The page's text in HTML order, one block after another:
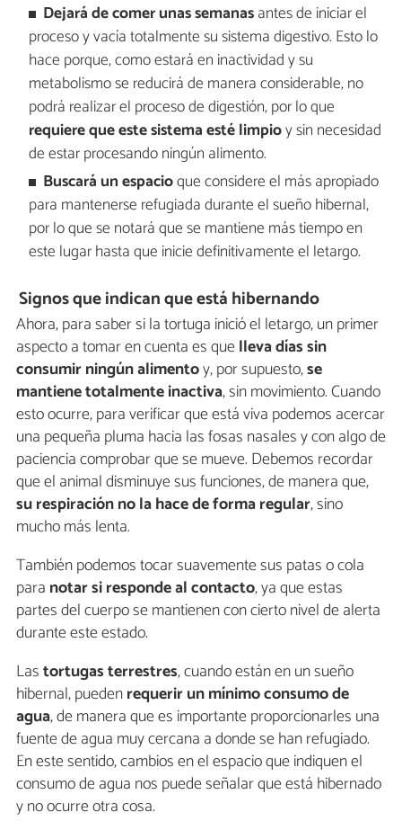
Dejará de comer unas semanasantes de iniciar el
proceso y vacía totalmente su sistema digestivo. Esto lo
hace porque, como estará en inactividad y su
metabolismo se reducirá de manera considerable, no
podrá realizar el proceso de digestión, por lo que
requiere que este sistema esté limpioy sin necesidad
de estar procesando ningún alimento.
Buscará un espacioque considere el más apropiado
para mantenerse refugiada durante el sueño hibernal,
por lo que se notará que se mantiene más tiempo en
este lugar hasta que inicie definitivamente el letargo.
Signos que indican que está hibernando
Ahora, para saber si la tortuga inició el letargo, un primer
aspecto a tomar en cuenta es quelleva días sin
consumir ningún alimentoy, por supuesto,se
mantiene totalmente inactiva, sin movimiento. Cuando
esto ocurre, para verificar que está viva podemos acercar
una pequeña pluma hacia las fosas nasales y con algo de
paciencia comprobar que se mueve. Debemos recordar
que el animal disminuye sus funciones, de manera que,
su respiración no la hace de forma regular, sino
mucho más lenta.
También podemos tocar suavemente sus patas o cola
para notar si responde al contacto, ya que estas
partes del cuerpo se mantienen con cierto nivel de alerta
durante este estado.
Lastortugas terrestres, cuando están en un sueño
hibernal, puedenrequerir un mínimo consumo de
agua, de manera que es importante proporcionarles una
fuente de agua muy cercana a donde se han refugiado.
En este sentido, cambios en el espacio que indiquen el
consumo de agua nos puede señalar que está hibernado
y no ocurre otra cosa.